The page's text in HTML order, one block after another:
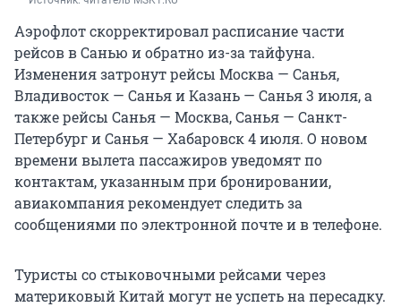
Аэрофлот скорректировал расписание части
рейсов в Санью и обратно из-за тайфуна.
Изменения затронут рейсы Москва — Санья,
Владивосток — Санья и Казань — Санья 3 июля, а
также рейсы Санья — Москва, Санья — Санкт-
Петербург и Санья — Хабаровск 4 июля. О новом
времени вылета пассажиров уведомят по
контактам, указанным при бронировании,
авиакомпания рекомендует следить за
сообщениями по электронной почте и в телефоне.
Туристы со стыковочными рейсами через
материковый Китай могут не успеть на пересадку.